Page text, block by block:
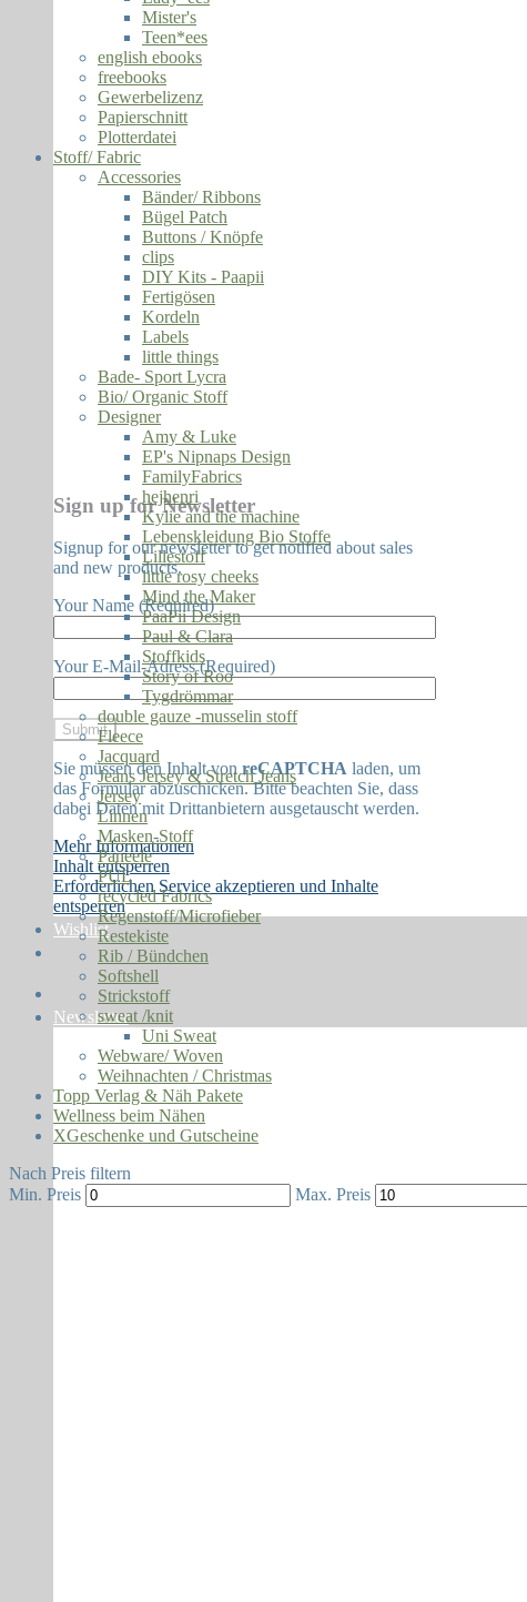
Sign up for Newsletter
Signup for our newsletter to get notified about sales
and new products.
Your Name (Required)
Your E-Mail-Adress (Required)
Sie müssen den Inhalt vonreCAPTCHA laden, um
das Formular abzuschicken. Bitte beachten Sie, dass
dabei Daten mit Drittanbietern ausgetauscht werden.
Mehr Informationen
Inhalt entsperren
Erforderlichen Service akzeptieren und Inhalte
entsperren
Wishlist
Newsletter
Mister's
Teen*ees
english ebooks
freebooks
Gewerbelizenz
Papierschnitt
Plotterdatei
Stoff/ Fabric
Accessories
Bänder/ Ribbons
Bügel Patch
Buttons / Knöpfe
clips
DIY Kits - Paapii
Fertigösen
Kordeln
Labels
little things
Bade- Sport Lycra
Bio/ Organic Stoff
Designer
Amy & Luke
EP's Nipnaps Design
FamilyFabrics
hejhenri
Kylie and the machine
Lebenskleidung Bio Stoffe
Lillestoff
little rosy cheeks
Mind the Maker
PaaPii Design
Paul & Clara
Stoffkids
Story of Roo
Tygdrömmar
double gauze -musselin stoff
Fleece
Jacquard
Jeans Jersey & Stretch Jeans
Jersey
Linnen
Masken-Stoff
Paneele
PUL
recycled Fabrics
Regenstoff/Microfieber
Restekiste
Rib / Bündchen
Softshell
Strickstoff
sweat /knit
Uni Sweat
Webware/ Woven
Weihnachten / Christmas
Topp Verlag & Näh Pakete
Wellness beim Nähen
XGeschenke und Gutscheine
Nach Preis filtern
Min. Preis
Max. Preis